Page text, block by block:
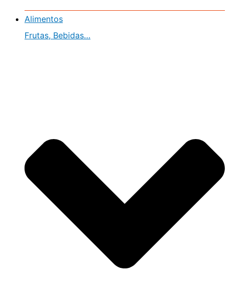
Alimentos
Frutas, Bebidas…